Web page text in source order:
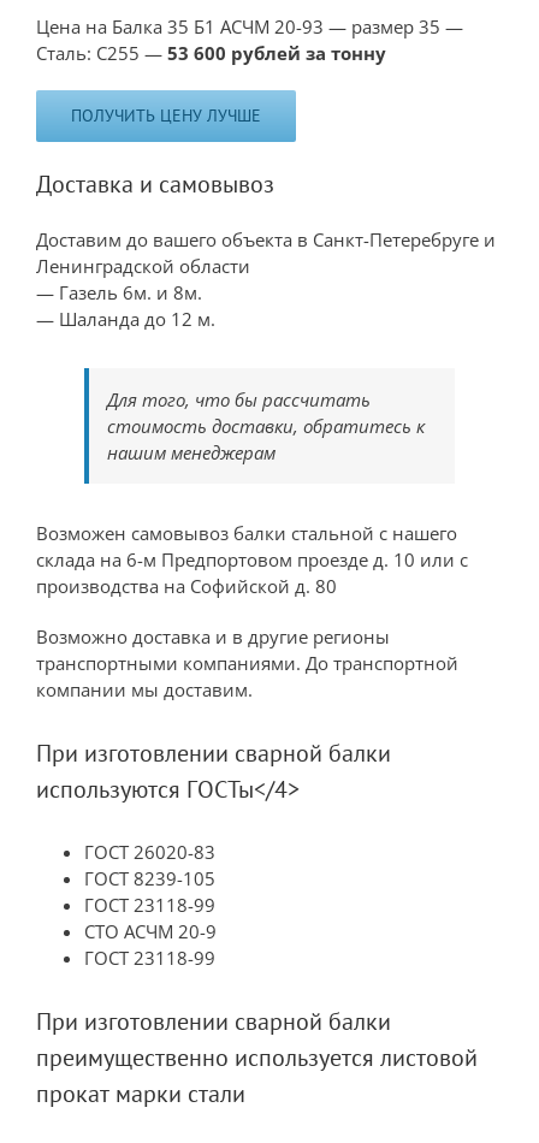
Цена на Балка 35 Б1 АСЧМ 20-93 — размер 35 —
Сталь: С255 — 53 600 рублей за тонну
ПОЛУЧИТЬ ЦЕНУ ЛУЧШЕ
Доставка и самовывоз
Доставим до вашего объекта в Санкт-Петеребруге и
Ленинградской области
— Газель 6м. и 8м.
— Шаланда до 12 м.
Для того, что бы рассчитать
стоимость доставки, обратитесь к
нашим менеджерам
Возможен самовывоз балки стальной с нашего
склада на 6-м Предпортовом проезде д. 10 или с
производства на Софийской д. 80
Возможно доставка и в другие регионы
транспортными компаниями. До транспортной
компании мы доставим.
При изготовлении сварной балки
используются ГОСТы</4>
ГОСТ 26020-83
ГОСТ 8239-105
ГОСТ 23118-99
СТО АСЧМ 20-9
ГОСТ 23118-99
При изготовлении сварной балки
преимущественно используется листовой
прокат марки стали